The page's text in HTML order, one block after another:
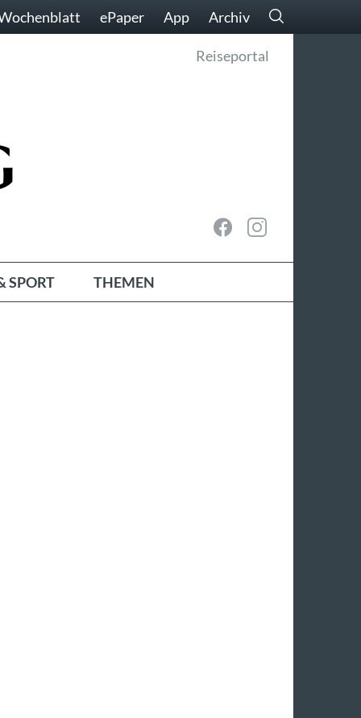
ePaper App Archiv
Reiseportal
SPORT THEMEN